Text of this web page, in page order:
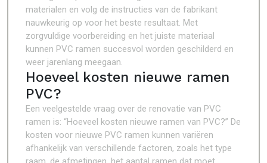
materialen en volg de instructies van de fabrikant
nauwkeurig op voor het beste resultaat. Met
zorgvuldige voorbereiding en het juiste materiaal
kunnen PVC ramen succesvol worden geschilderd en
weer jarenlang meegaan.
Hoeveel kosten nieuwe ramen
PVC?
Een veelgestelde vraag over de renovatie van PVC
ramen is: “Hoeveel kosten nieuwe ramen van PVC?” De
kosten voor nieuwe PVC ramen kunnen variëren
afhankelijk van verschillende factoren, zoals het type